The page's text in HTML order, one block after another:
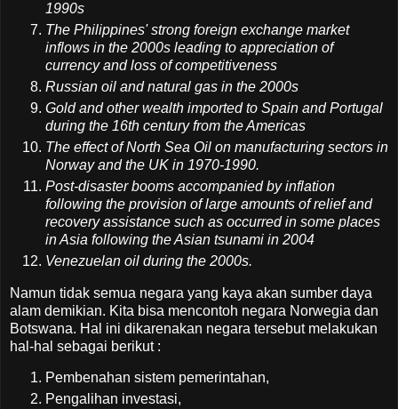
1990s
The Philippines' strong foreign exchange market
inflows in the 2000s leading to appreciation of
currency and loss of competitiveness
Russian oil and natural gas in the 2000s
Gold and other wealth imported to Spain and Portugal
during the 16th century from the Americas
The effect of North Sea Oil on manufacturing sectors in
Norway and the UK in 1970-1990.
Post-disaster booms accompanied by inflation
following the provision of large amounts of relief and
recovery assistance such as occurred in some places
in Asia following the Asian tsunami in 2004
Venezuelan oil during the 2000s.
Namun tidak semua negara yang kaya akan sumber daya
alam demikian. Kita bisa mencontoh negara Norwegia dan
Botswana. Hal ini dikarenakan negara tersebut melakukan
hal-hal sebagai berikut :
Pembenahan sistem pemerintahan,
Pengalihan investasi,